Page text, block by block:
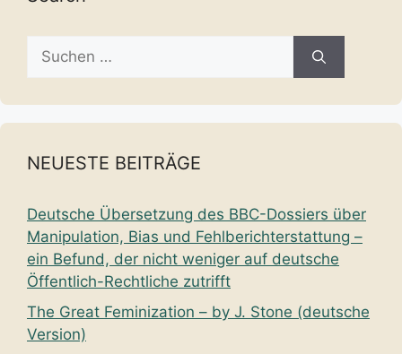
Suche
nach:
NEUESTE BEITRÄGE
Deutsche Übersetzung des BBC-Dossiers über
Manipulation, Bias und Fehlberichterstattung –
ein Befund, der nicht weniger auf deutsche
Öffentlich-Rechtliche zutrifft
The Great Feminization – by J. Stone (deutsche
Version)